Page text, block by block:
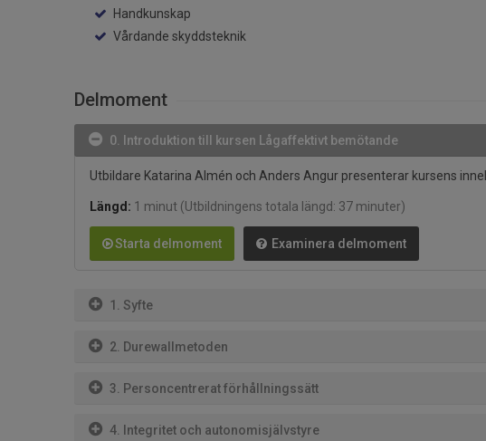
Handkunskap
Vårdande skyddsteknik
Delmoment
0. Introduktion till kursen Lågaffektivt bemötande
Utbildare Katarina Almén och Anders Angur presenterar kursens
Längd: 1 minut (Utbildningens totala längd: 37 minuter)
Starta delmoment Examinera delmoment
1. Syfte
2. Durewallmetoden
3. Personcentrerat förhållningssätt
4. Integritet och autonomisjälvstyre